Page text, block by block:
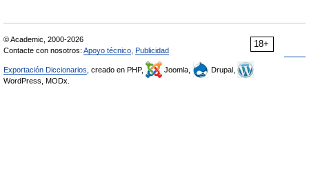
18+
© Academic, 2000-2026
Contacte con nosotros: Apoyo técnico Publicidad
Exportación Diccionarios , creado en PHP, Joomla,
Drupal,
WordPress, MODx.